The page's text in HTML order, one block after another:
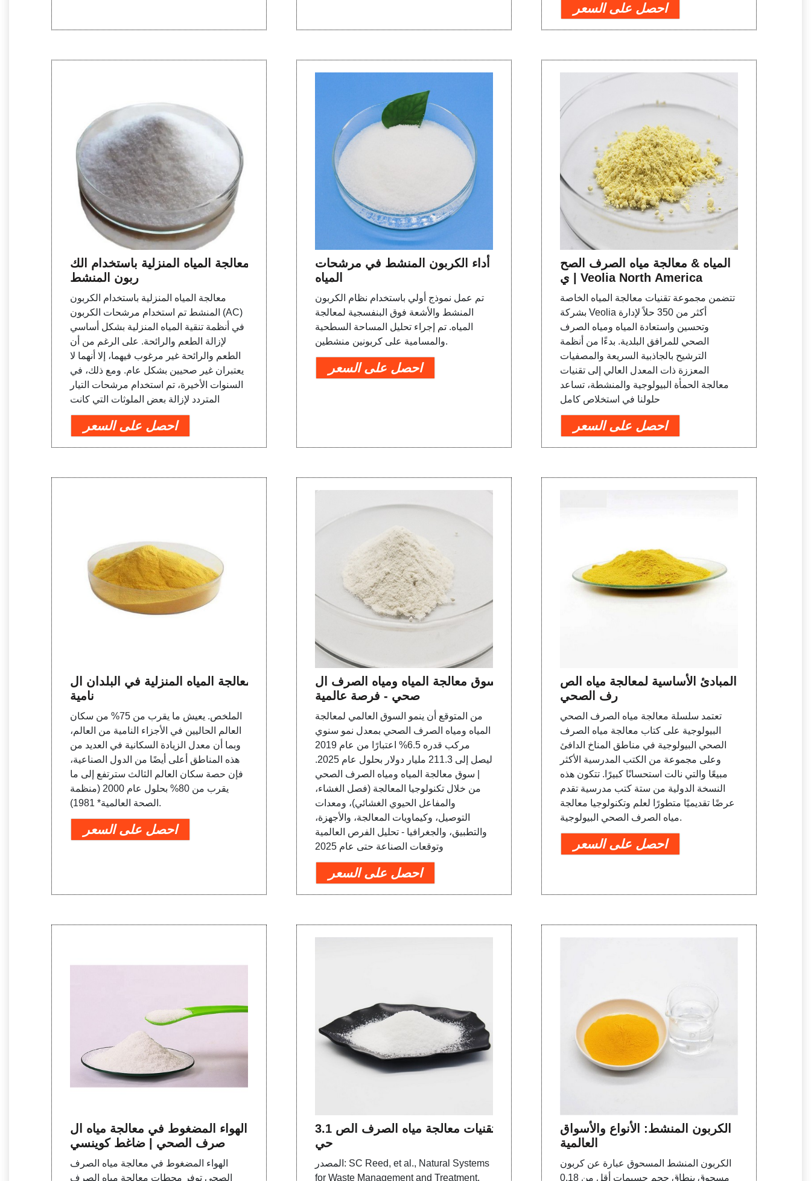
احصل على السعر
معالجة المياه المنزلية باستخدام الك
ربون المنشط
معالجة المياه المنزلية باستخدام الكربون
المنشط تم استخدام مرشحات الكربون (AC)
في أنظمة تنقية المياه المنزلية بشكل أساسي
لإزالة الطعم والرائحة. على الرغم من أن
الطعم والرائحة غير مرغوب فيهما، إلا أنهما لا
يعتبران غير صحيين بشكل عام. ومع ذلك، في
السنوات الأخيرة، تم استخدام مرشحات التيار
المتردد لإزالة بعض الملوثات التي كانت
احصل على السعر
أداء الكربون المنشط في مرشحات
المياه
تم عمل نموذج أولي باستخدام نظام الكربون
المنشط والأشعة فوق البنفسجية لمعالجة
المياه. تم إجراء تحليل المساحة السطحية
والمسامية على كربونين منشطين.
احصل على السعر
المياه & معالجة مياه الصرف الصح
ي | Veolia North America
تتضمن مجموعة تقنيات معالجة المياه الخاصة
بشركة Veolia أكثر من 350 حلاً لإدارة
وتحسين واستعادة المياه ومياه الصرف
الصحي للمرافق البلدية. بدءًا من أنظمة
الترشيح بالجاذبية السريعة والمصفيات
المعززة ذات المعدل العالي إلى تقنيات
معالجة الحمأة البيولوجية والمنشطة، تساعد
حلولنا في استخلاص كامل
احصل على السعر
معالجة المياه المنزلية في البلدان ال
نامية
الملخص. يعيش ما يقرب من 75% من سكان
العالم الحاليين في الأجزاء النامية من العالم،
وبما أن معدل الزيادة السكانية في العديد من
هذه المناطق أعلى أيضًا من الدول الصناعية،
فإن حصة سكان العالم الثالث سترتفع إلى ما
يقرب من 80% بحلول عام 2000 (منظمة
الصحة العالمية* 1981).
احصل على السعر
سوق معالجة المياه ومياه الصرف ال
صحي - فرصة عالمية
من المتوقع أن ينمو السوق العالمي لمعالجة
المياه ومياه الصرف الصحي بمعدل نمو سنوي
مركب قدره 6.5% اعتبارًا من عام 2019
ليصل إلى 211.3 مليار دولار بحلول عام 2025.
| سوق معالجة المياه ومياه الصرف الصحي
من خلال تكنولوجيا المعالجة (فصل الغشاء،
والمفاعل الحيوي الغشائي)، ومعدات
التوصيل، وكيماويات المعالجة، والأجهزة،
والتطبيق، والجغرافيا - تحليل الفرص العالمية
وتوقعات الصناعة حتى عام 2025
احصل على السعر
المبادئ الأساسية لمعالجة مياه الص
رف الصحي
تعتمد سلسلة معالجة مياه الصرف الصحي
البيولوجية على كتاب معالجة مياه الصرف
الصحي البيولوجية في مناطق المناخ الدافئ
وعلى مجموعة من الكتب المدرسية الأكثر
مبيعًا والتي نالت استحسانًا كبيرًا. تتكون هذه
النسخة الدولية من ستة كتب مدرسية تقدم
عرضًا تقديميًا متطورًا لعلم وتكنولوجيا معالجة
مياه الصرف الصحي البيولوجية.
احصل على السعر
الهواء المضغوط في معالجة مياه ال
صرف الصحي | ضاغط كوينسي
الهواء المضغوط في معالجة مياه الصرف
الصحي توفر محطات معالجة مياه الصرف
3.1 تقنيات معالجة مياه الصرف الص
حي
المصدر: SC Reed, et al., Natural Systems
for Waste Management and Treatment,
الكربون المنشط: الأنواع والأسواق
العالمية
الكربون المنشط المسحوق عبارة عن كربون
مسحوق بنطاق حجم جسيمات أقل من 0.18